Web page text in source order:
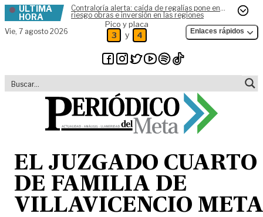
Skip to content
ÚLTIMA
HORA
Contraloría alerta: caída de regalías pone en
riesgo obras e inversión en las regiones
Vie, 7 agosto 2026
Pico y placa
3 y 4 Enlaces rápidos
EL JUZGADO CUARTO
DE FAMILIA DE
VILLAVICENCIO META